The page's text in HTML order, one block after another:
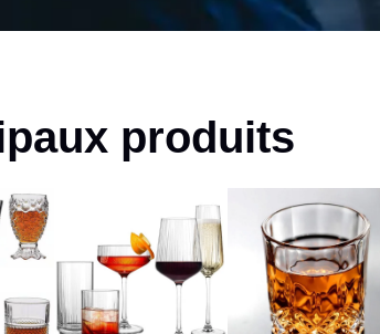
produits